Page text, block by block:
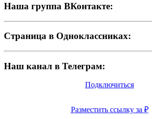
Наша группа ВКонтакте:
Страница в Одноклассниках:
Наш канал в Телеграм:
Подключиться
Разместить ссылку за ₽